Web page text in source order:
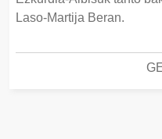
Laso-Martija Beran.